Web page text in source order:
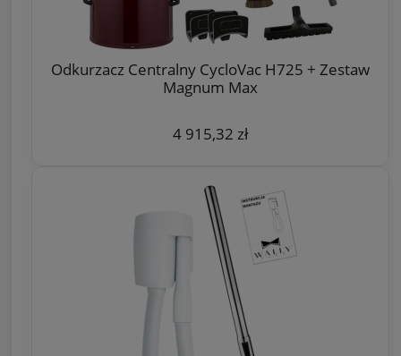
Odkurzacz Centralny CycloVac H725 + Zestaw
Magnum Max
4 915,32 zł